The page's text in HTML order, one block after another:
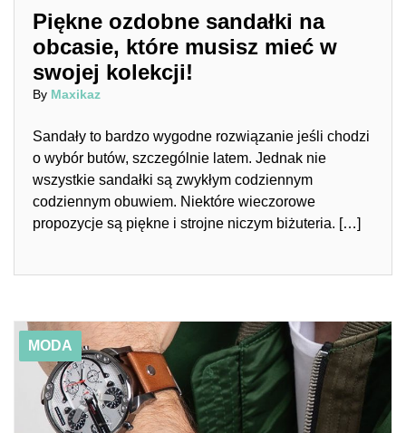
Piękne ozdobne sandałki na
obcasie, które musisz mieć w
swojej kolekcji!
By Maxikaz
Sandały to bardzo wygodne rozwiązanie jeśli chodzi
o wybór butów, szczególnie latem. Jednak nie
wszystkie sandałki są zwykłym codziennym
codziennym obuwiem. Niektóre wieczorowe
propozycje są piękne i strojne niczym biżuteria. […]
15 designerskich zegarków męskich, które doceni każdy
facet
01/10/2019
MODA